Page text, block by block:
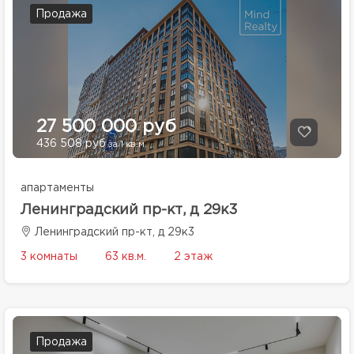
Продажа
27 500 000 руб
436 508 рубза 1 кв.м.
апартаменты
Ленинградский пр-кт, д 29к3
Ленинградский пр-кт, д 29к3
3 комнаты 63 кв.м. 2 этаж
Продажа